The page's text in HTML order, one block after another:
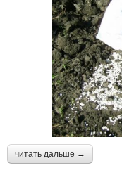
читать дальше →